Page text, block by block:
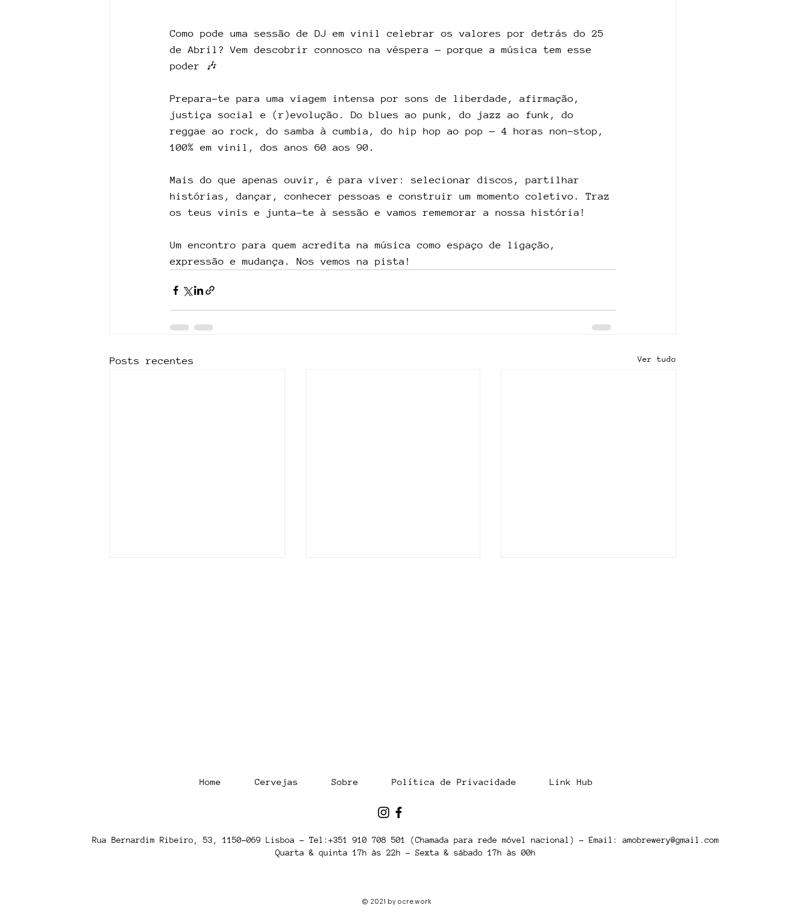
Como pode uma sessão de DJ em vinil celebrar os valores por detrás do 25
de Abril? Vem descobrir connosco na véspera — porque a música tem esse
poder 🎶
Prepara-te para uma viagem intensa por sons de liberdade, afirmação,
justiça social e (r)evolução. Do blues ao punk, do jazz ao funk, do
reggae ao rock, do samba à cumbia, do hip hop ao pop — 4 horas non-stop,
100% em vinil, dos anos 60 aos 90.
Mais do que apenas ouvir, é para viver: selecionar discos, partilhar
histórias, dançar, conhecer pessoas e construir um momento coletivo. Traz
os teus vinis e junta-te à sessão e vamos rememorar a nossa história!
Um encontro para quem acredita na música como espaço de ligação,
expressão e mudança. Nos vemos na pista!
Posts recentes Ver tudo
Home Cervejas Sobre Política de Privacidade Link Hub
Rua Bernardim Ribeiro, 53, 1150-069 Lisboa - Tel:+351 910 708 501 (Chamada para rede móvel nacional) - Email: amobrewery@gmail.com
Quarta & quinta 17h às 22h - Sexta & sábado 17h às 00h
© 2021 by ocre.work